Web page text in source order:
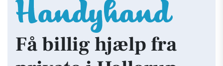
Få billig hjælp fra